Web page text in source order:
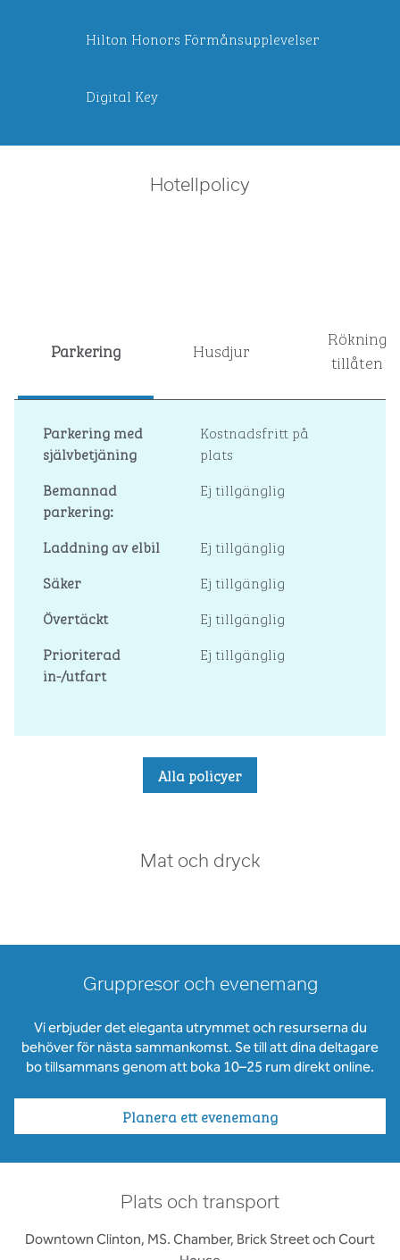
Hilton Honors Förmånsupplevelser
Digital Key
Hotellpolicy
Parkering Husdjur
Rökning
tillåten
Parkering med
självbetjäning
Kostnadsfritt på
plats
Bemannad
parkering:
Ej tillgänglig
Laddning av elbil
Ej tillgänglig
Säker
Ej tillgänglig
Övertäckt
Ej tillgänglig
Prioriterad
in-/utfart
Ej tillgänglig
Alla policyer
Mat och dryck
Gruppresor och evenemang
Vi erbjuder det eleganta utrymmet och resurserna du
behöver för nästa sammankomst. Se till att dina deltagare
bo tillsammans genom att boka 10–25 rum direkt online.
Planera ett evenemang
Plats och transport
Downtown Clinton, MS. Chamber, Brick Street och Court